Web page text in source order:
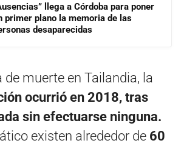
llega a Córdoba para poner
primer plano la memoria de las
desaparecidas
de muerte en Tailandia, la
ocurrió en 2018, tras
sin efectuarse ninguna.
existen alrededor de 60